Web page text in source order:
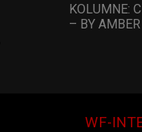
KOLUMNE:
– BY
WF-